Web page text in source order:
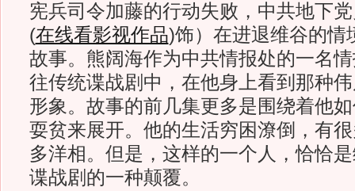
宪兵司令加藤的行动失败，中共地下
(在线看影视作品)饰）在进退维谷的情
故事。熊阔海作为中共情报处的一名
往传统谍战剧中，在他身上看到那种
形象。故事的前几集更多是围绕着他
耍贫来展开。他的生活穷困潦倒，有
多洋相。但是，这样的一个人，恰恰
谍战剧的一种颠覆。